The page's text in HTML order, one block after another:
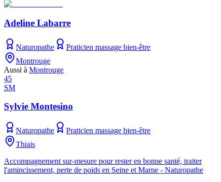
Adeline Labarre
Naturopathe
Praticien massage bien-être
Montrouge
Aussi à Montrouge
45
SM
Sylvie Montesino
Naturopathe
Praticien massage bien-être
Thiais
Accompagnement sur-mesure pour rester en bonne santé, traiter
l'amincissement, perte de poids en Seine et Marne - Naturopathe